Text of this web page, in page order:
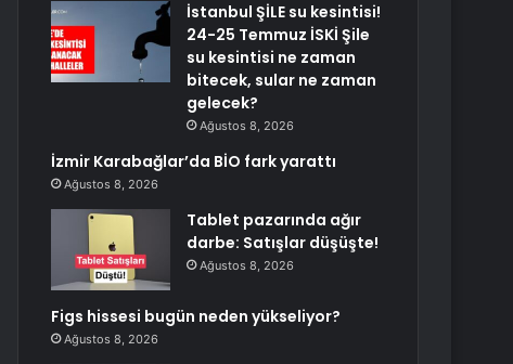
İstanbul ŞİLE su kesintisi!
24-25 Temmuz İSKİ Şile
su kesintisi ne zaman
bitecek, sular ne zaman
gelecek?
Ağustos 8, 2026
İzmir Karabağlar’da BİO fark yarattı
Ağustos 8, 2026
Tablet pazarında ağır
darbe: Satışlar düşüşte!
Ağustos 8, 2026
Figs hissesi bugün neden yükseliyor?
Ağustos 8, 2026